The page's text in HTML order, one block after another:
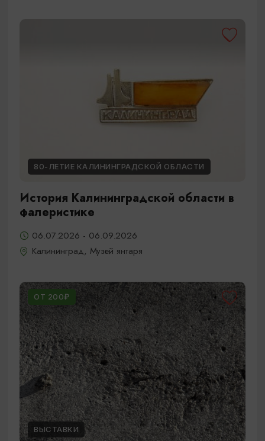
80-ЛЕТИЕ КАЛИНИНГРАДСКОЙ ОБЛАСТИ
История Калининградской области в
фалеристике
06.07.2026 - 06.09.2026
Калининград, Музей янтаря
ОТ 200₽
ВЫСТАВКИ